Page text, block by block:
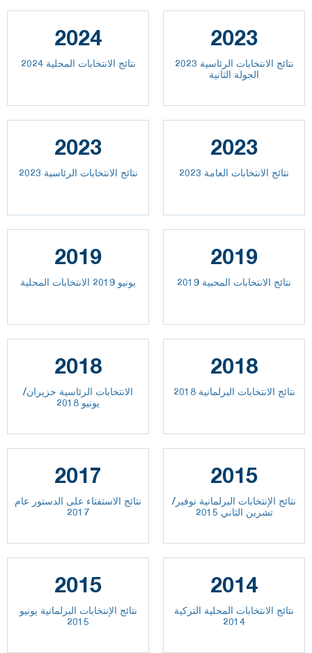
2024
نتائج الانتخابات المحلية 2024
2023
نتائج الانتخابات الرئاسية 2023
الجولة الثانية
2023
نتائج الانتخابات الرئاسية 2023
2023
2023 نتائج الانتخابات العامة
2019
يونيو 2019 الانتخابات المحلية
2019
نتائج الانتخابات المحبية 2019
2018
الانتخابات الرئاسية حزيران/
يونيو 2018
2018
نتائج الانتخابات البرلمانية 2018
2017
نتائج الاستفتاء على الدستور عام
2017
2015
نتائج الإنتخابات البرلمانية نوفير/
تشرين الثاني 2015
2015
نتائج الإنتخابات البرلمانية يونيو
2015
2014
نتائج الانتخابات المحلية التركية
2014